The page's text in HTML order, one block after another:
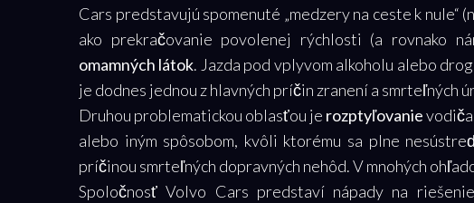
Cars predstavujú spomenuté „medzery na ceste k nule“
ako prekračovanie povolenej rýchlosti (a rovnako
omamných látok. Jazda pod vplyvom alkoholu alebo
je dodnes jednou z hlavných príčin zranení a smrteľných
Druhou problematickou oblasťou je rozptyľovanie
alebo iným spôsobom, kvôli ktorému sa plne
príčinou smrteľných dopravných nehôd. V mnohých
Spoločnosť Volvo Cars predstaví nápady na